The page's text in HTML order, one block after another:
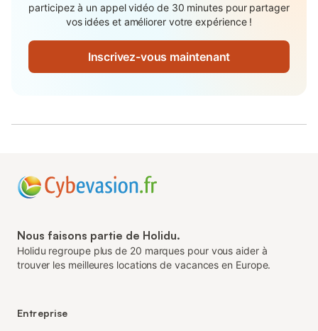
participez à un appel vidéo de 30 minutes pour partager
vos idées et améliorer votre expérience !
Inscrivez-vous maintenant
Nous faisons partie de Holidu.
Holidu regroupe plus de 20 marques pour vous aider à
trouver les meilleures locations de vacances en Europe.
Entreprise